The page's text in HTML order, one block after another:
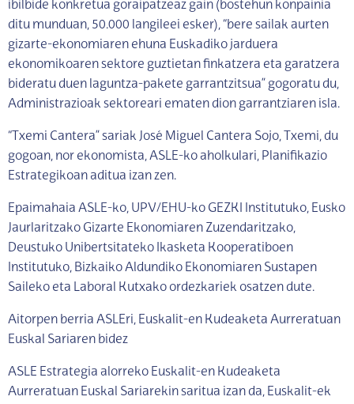
ibilbide konkretua goraipatzeaz gain (bostehun konpainia
ditu munduan, 50.000 langileei esker), “bere sailak aurten
gizarte-ekonomiaren ehuna Euskadiko jarduera
ekonomikoaren sektore guztietan finkatzera eta garatzera
bideratu duen laguntza-pakete garrantzitsua” gogoratu du,
Administrazioak sektoreari ematen dion garrantziaren isla.
“Txemi Cantera” sariak José Miguel Cantera Sojo, Txemi, du
gogoan, nor ekonomista, ASLE-ko aholkulari, Planifikazio
Estrategikoan aditua izan zen.
Epaimahaia ASLE-ko, UPV/EHU-ko GEZKI Institutuko, Eusko
Jaurlaritzako Gizarte Ekonomiaren Zuzendaritzako,
Deustuko Unibertsitateko Ikasketa Kooperatiboen
Institutuko, Bizkaiko Aldundiko Ekonomiaren Sustapen
Saileko eta Laboral Kutxako ordezkariek osatzen dute.
Aitorpen berria ASLEri, Euskalit-en Kudeaketa Aurreratuan
Euskal Sariaren bidez
ASLE Estrategia alorreko Euskalit-en Kudeaketa
Aurreratuan Euskal Sariarekin saritua izan da, Euskalit-ek